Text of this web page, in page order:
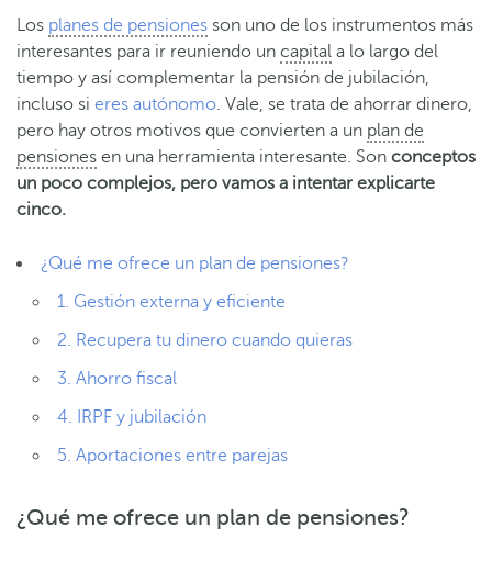
Los planes de pensiones son uno de los instrumentos más
interesantes para ir reuniendo un capital a lo largo del
tiempo y así complementar la pensión de jubilación,
incluso si eres autónomo. Vale, se trata de ahorrar dinero,
pero hay otros motivos que convierten a un plan de
pensiones en una herramienta interesante. Son conceptos
un poco complejos, pero vamos a intentar explicarte
cinco.
¿Qué me ofrece un plan de pensiones?
1. Gestión externa y eficiente
2. Recupera tu dinero cuando quieras
3. Ahorro fiscal
4. IRPF y jubilación
5. Aportaciones entre parejas
¿Qué me ofrece un plan de pensiones?